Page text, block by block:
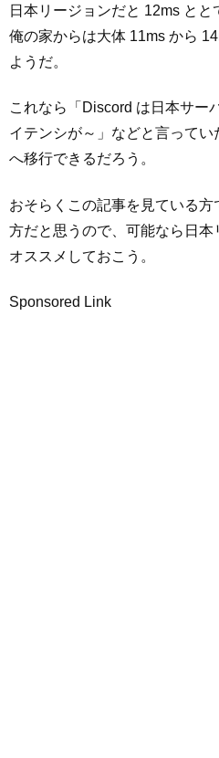
日本リージョンだと 12ms と
俺の家からは大体 11ms から
ようだ。
これなら「Discord は日本サー
イテンシが～」などと言って
へ移行できるだろう。
おそらくこの記事を見ている
方だと思うので、可能なら日
オススメしておこう。
Sponsored Link